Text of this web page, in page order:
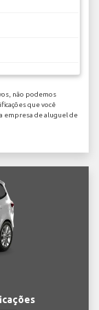
não podemos
que você
empresa de aluguel de